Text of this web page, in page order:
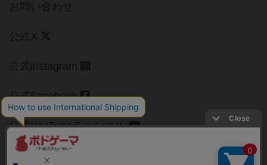
お問い合わせ
公式X
公式instagram
公式Facebook
公式YouTubeチャンネル